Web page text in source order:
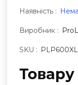
Наявність :
Виробник :
SKU : PLP600XL